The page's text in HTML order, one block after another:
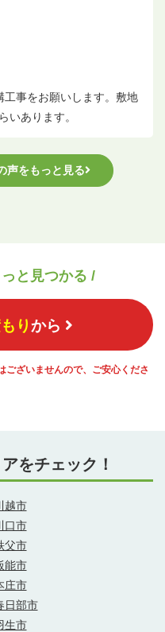
事をお願いします。敷地
いあります。
声をもっと見る
と見つかる /
りから
ございませんので、ご安心くださ
をチェック！
越市
口市
父市
能市
庄市
日部市
生市